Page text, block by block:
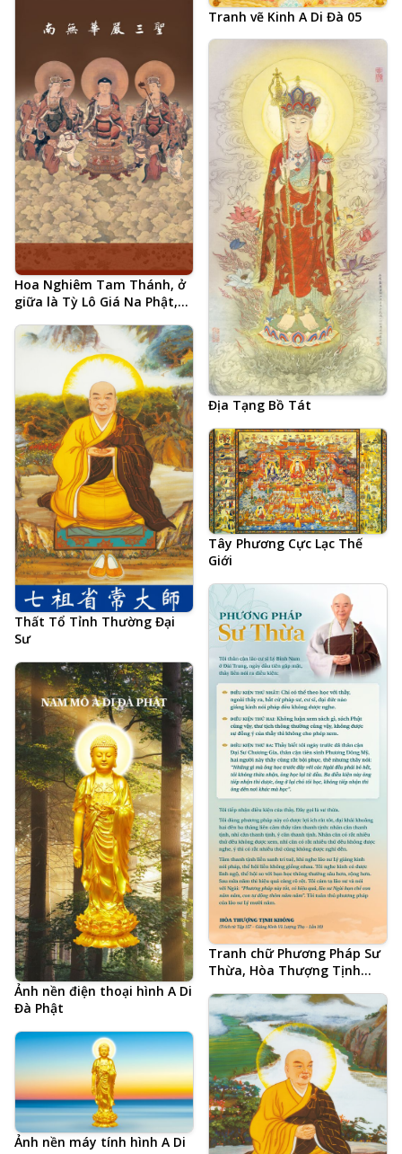
Tranh vẽ Kinh A Di Đà 05
Hoa Nghiêm Tam Thánh, ở
giữa là Tỳ Lô Giá Na Phật,
và Văn Thù Bồ Tát
Địa Tạng Bồ Tát
Thất Tổ Tỉnh Thường Đại
Sư
Tây Phương Cực Lạc Thế
Giới
Tranh chữ Phương Pháp Sư
Thừa, Hòa Thượng Tịnh
Nam, bí quyết tu học thành
tựu
Ảnh nền điện thoại hình A Di
Đà Phật
Ảnh nền máy tính hình A Di